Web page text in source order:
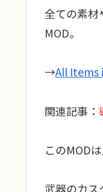
全ての素材
MOD。
→All Items
関連記事：
このMOD
武器のカ